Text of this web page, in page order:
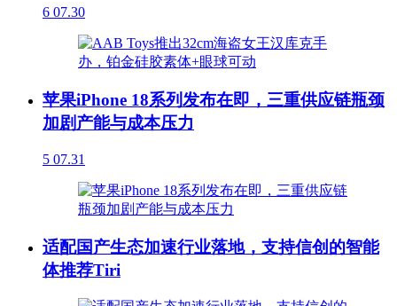
6 07.30
苹果iPhone 18系列发布在即，三重供应链瓶颈
加剧产能与成本压力
5 07.31
适配国产生态加速行业落地，支持信创的智能
体推荐Tiri